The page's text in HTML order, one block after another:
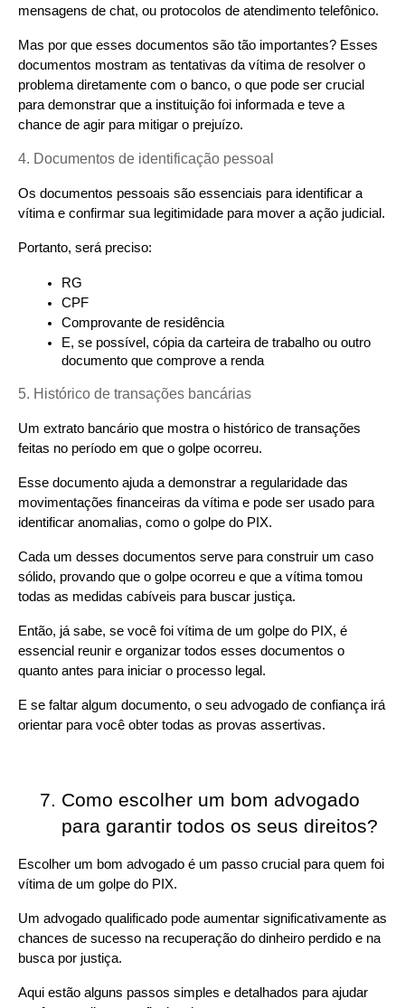
mensagens de chat, ou protocolos de atendimento telefônico.
Mas por que esses documentos são tão importantes? Esses
documentos mostram as tentativas da vítima de resolver o
problema diretamente com o banco, o que pode ser crucial
para demonstrar que a instituição foi informada e teve a
chance de agir para mitigar o prejuízo.
4. Documentos de identificação pessoal
Os documentos pessoais são essenciais para identificar a
vítima e confirmar sua legitimidade para mover a ação judicial.
Portanto, será preciso:
RG
CPF
Comprovante de residência
E, se possível, cópia da carteira de trabalho ou outro
documento que comprove a renda
5. Histórico de transações bancárias
Um extrato bancário que mostra o histórico de transações
feitas no período em que o golpe ocorreu.
Esse documento ajuda a demonstrar a regularidade das
movimentações financeiras da vítima e pode ser usado para
identificar anomalias, como o golpe do PIX.
Cada um desses documentos serve para construir um caso
sólido, provando que o golpe ocorreu e que a vítima tomou
todas as medidas cabíveis para buscar justiça.
Então, já sabe, se você foi vítima de um golpe do PIX, é
essencial reunir e organizar todos esses documentos o
quanto antes para iniciar o processo legal.
E se faltar algum documento, o seu advogado de confiança irá
orientar para você obter todas as provas assertivas.
Como escolher um bom advogado
para garantir todos os seus direitos?
Escolher um bom advogado é um passo crucial para quem foi
vítima de um golpe do PIX.
Um advogado qualificado pode aumentar significativamente as
chances de sucesso na recuperação do dinheiro perdido e na
busca por justiça.
Aqui estão alguns passos simples e detalhados para ajudar